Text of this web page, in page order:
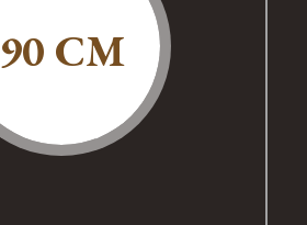
90 CM